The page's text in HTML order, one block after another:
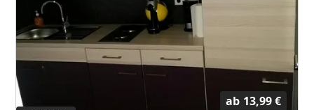
ab 13,99 €